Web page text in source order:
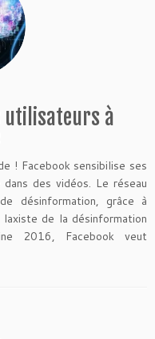
utilisateurs à
! Facebook sensibilise ses
des vidéos. Le réseau
désinformation, grâce à
de la désinformation
2016, Facebook veut